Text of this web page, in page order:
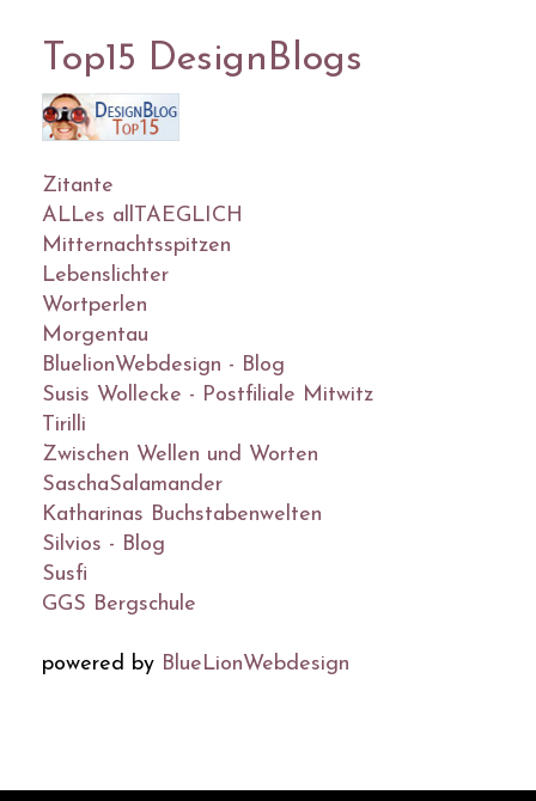
Top15 DesignBlogs
Zitante
ALLes allTAEGLICH
Mitternachtsspitzen
Lebenslichter
Wortperlen
Morgentau
BluelionWebdesign - Blog
Susis Wollecke - Postfiliale Mitwitz
Tirilli
Zwischen Wellen und Worten
SaschaSalamander
Katharinas Buchstabenwelten
Silvios - Blog
Susfi
GGS Bergschule
powered by BlueLionWebdesign